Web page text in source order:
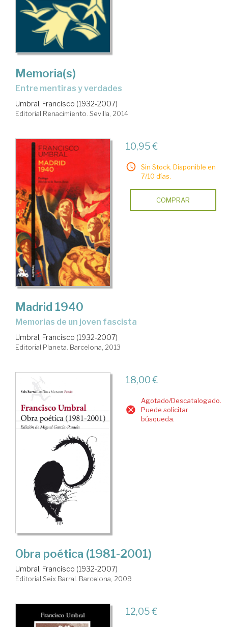
Memoria(s)
entre mentiras y verdades
Umbral, Francisco (1932-2007)
Editorial Renacimiento. Sevilla, 2014
10,95 €
Sin Stock. Disponible en
7/10 días.
COMPRAR
Madrid 1940
memorias de un joven fascista
Umbral, Francisco (1932-2007)
Editorial Planeta. Barcelona, 2013
18,00 €
Agotado/Descatalogado.
Puede solicitar
búsqueda.
Obra poética (1981-2001)
Umbral, Francisco (1932-2007)
Editorial Seix Barral. Barcelona, 2009
12,05 €